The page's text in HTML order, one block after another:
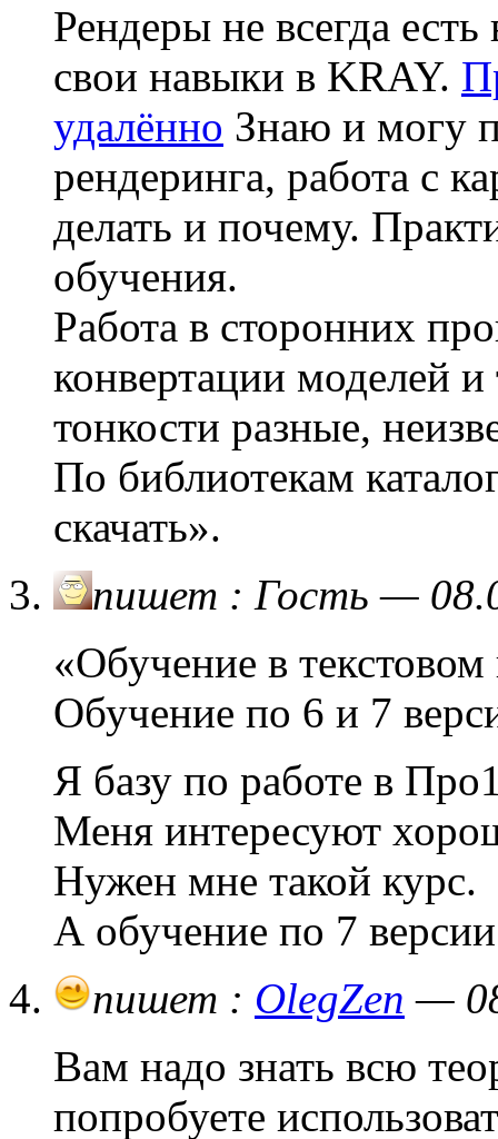
Рендеры не всегда
свои навыки в KRAY.
удалённо Знаю и могу
рендеринга, работа с
делать и почему.
обучения.
Работа в сторонних
конвертации моделей
тонкости разные,
По библиотекам
скачать».
пишет : Гость —
«Обучение в
Обучение по 6 и 7
Я базу по работе в
Меня интересуют
Нужен мне такой курс.
А обучение по 7
пишет : OlegZen —
Вам надо знать всю
попробуете